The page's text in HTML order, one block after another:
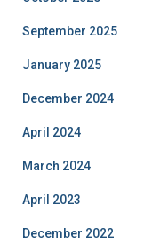
September 2025
January 2025
December 2024
April 2024
March 2024
April 2023
December 2022